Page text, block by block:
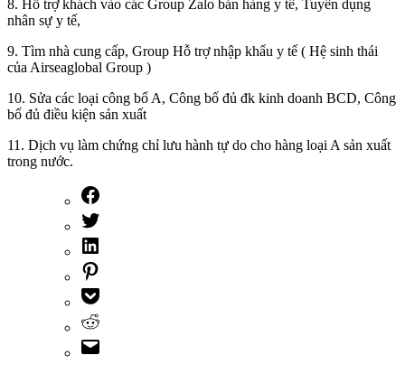
8. Hỗ trợ khách vào các Group Zalo bán hàng y tế, Tuyển dụng
nhân sự y tế,
9. Tìm nhà cung cấp, Group Hỗ trợ nhập khẩu y tế ( Hệ sinh thái
của Airseaglobal Group )
10. Sửa các loại công bố A, Công bố đủ đk kinh doanh BCD, Công
bố đủ điều kiện sản xuất
11. Dịch vụ làm chứng chỉ lưu hành tự do cho hàng loại A sản xuất
trong nước.